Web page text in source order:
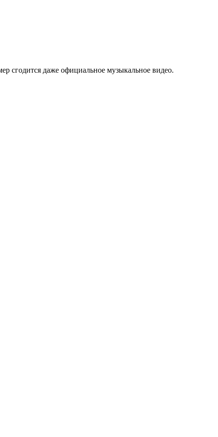
сгодится даже официальное музыкальное видео.